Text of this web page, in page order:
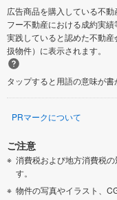
広告商品を購入している不
フー不動産における成約実
実践していると認めた不動
扱物件）に表示されます。
タップすると用語の意味が書
PRマークについて
ご注意
消費税および地方消費税
す。
物件の写真やイラスト、